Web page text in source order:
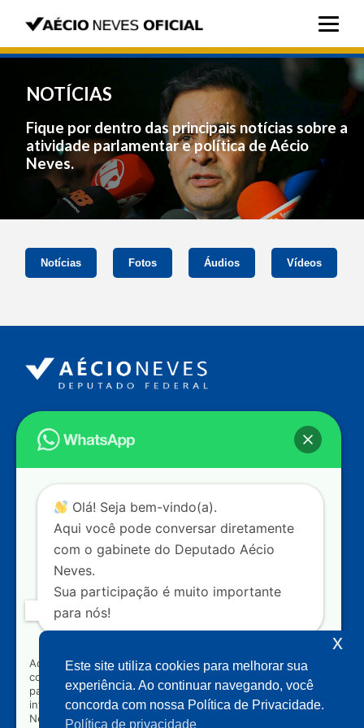
NOTÍCIAS
Fique por dentro das principais notícias sobre a
atividade parlamentar e política de Aécio
Neves.
Notícias Fotos Áudios Vídeos
Endereço
Câmara dos Deputados
Ed. Principal, Ala C – Gabinete
Contato
dep.aecioneves@camara.leg.br
+55 (61) 3215-5964
+55 (31) 3261-0121
+55 (31) 97150-0834
Nossas redes
Acompanhe o meu mandato
Olá! Seja bem-vindo(a).
Aqui você pode conversar diretamente
com o gabinete do Deputado Aécio
Neves.
Sua participação é muito importante
para nós!
Ao clicar para iniciar o contato pelo WhatsApp, você
concorda que seus dados serão utilizados exclusivamente
para atendimento relacionado às demandas, sugestões ou
informações referentes ao mandato do Deputado Aécio
Neves. Seus dados serão tratados com sigilo e não serão
Este site utiliza cookies para melhorar sua
experiência. Ao continuar navegando, você
concorda com nossa Política de Privacidade.
Política de privacidade
x